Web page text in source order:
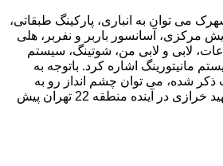
می توان به انباری، پارکینگ طبقاتی،
آسانسور باربر و نفربر، هلی
لابی و لابی من، شوتینگ، سیستم
مانیتورینگ اشاره کرد. باتوجه به
ذکر شده، می توان چشم انداز رو به
رشدی را برای شهرک شهید خرازی در آینده منطقه 22 تهران پیش